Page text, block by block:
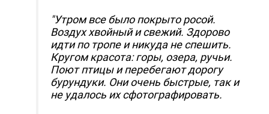
"Утром все было покрыто росой.
Воздух хвойный и свежий. Здорово
идти по тропе и никуда не спешить.
Кругом красота: горы, озера, ручьи.
Поют птицы и перебегают дорогу
бурундуки. Они очень быстрые, так и
не удалось их сфотографировать.